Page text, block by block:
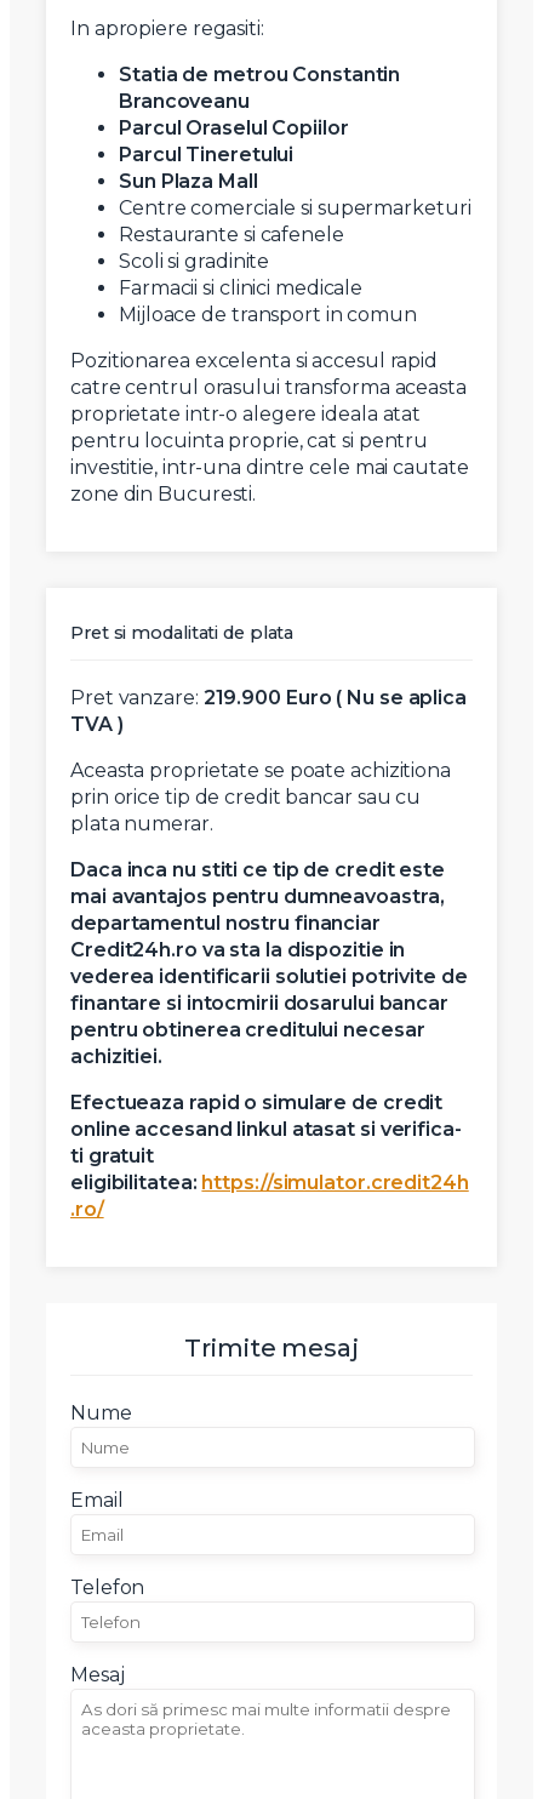
In apropiere regasiti:
Statia de metrou Constantin
Brancoveanu
Parcul Oraselul Copiilor
Parcul Tineretului
Sun Plaza Mall
Centre comerciale si supermarketuri
Restaurante si cafenele
Scoli si gradinite
Farmacii si clinici medicale
Mijloace de transport in comun
Pozitionarea excelenta si accesul rapid
catre centrul orasului transforma aceasta
proprietate intr-o alegere ideala atat
pentru locuinta proprie, cat si pentru
investitie, intr-una dintre cele mai cautate
zone din Bucuresti.
Pret si modalitati de plata
Pret vanzare: 219.900 Euro ( Nu se aplica
TVA )
Aceasta proprietate se poate achizitiona
prin orice tip de credit bancar sau cu
plata numerar.
Daca inca nu stiti ce tip de credit este
mai avantajos pentru dumneavoastra,
departamentul nostru financiar
Credit24h.ro va sta la dispozitie in
vederea identificarii solutiei potrivite de
finantare si intocmirii dosarului bancar
pentru obtinerea creditului necesar
achizitiei.
Efectueaza rapid o simulare de credit
online accesand linkul atasat si verifica-
ti gratuit
eligibilitatea: https://simulator.credit24h
.ro/
Trimite mesaj
Nume
Email
Telefon
Mesaj